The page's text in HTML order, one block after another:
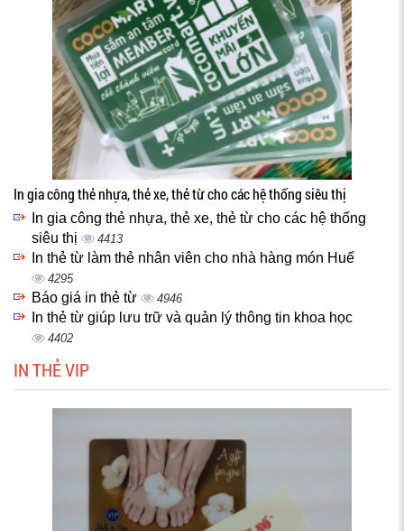
In gia công thẻ nhựa, thẻ xe, thẻ từ cho các hệ thống siêu thị
In gia công thẻ nhựa, thẻ xe, thẻ từ cho các hệ thống
siêu thị
4413
In thẻ từ làm thẻ nhân viên cho nhà hàng món Huế
4295
Báo giá in thẻ từ 4946
In thẻ từ giúp lưu trữ và quản lý thông tin khoa học
4402
IN THẺ VIP